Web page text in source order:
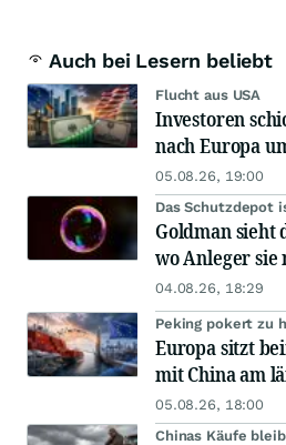
Auch bei Lesern beliebt
Flucht aus USA
Investoren
nach Europa
05.08.26, 19:00
Das Schutzdepot
Goldman sieht
wo Anleger sie
04.08.26, 18:29
Peking pokert zu
Europa sitzt
mit China am
05.08.26, 18:00
Chinas Käufe